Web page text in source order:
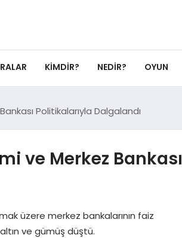
KIMDIR? NEDIR? OYUN
Politikalarıyla Dalgalandı
ve Merkez Bankası
üzere merkez bankalarının faiz
ve gümüş düştü.